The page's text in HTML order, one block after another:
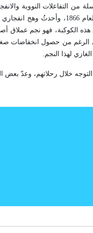
إن النجم
لهذا النجم.
خلال رحلاتهم، وعدّ